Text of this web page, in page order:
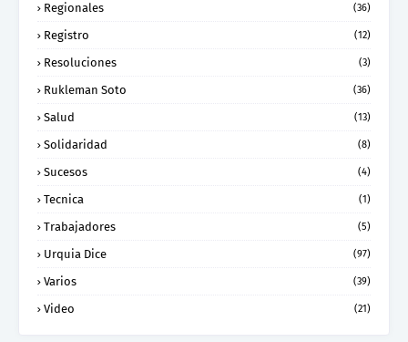
Regionales (36)
Registro (12)
Resoluciones (3)
Rukleman Soto (36)
Salud (13)
Solidaridad (8)
Sucesos (4)
Tecnica (1)
Trabajadores (5)
Urquia Dice (97)
Varios (39)
Video (21)